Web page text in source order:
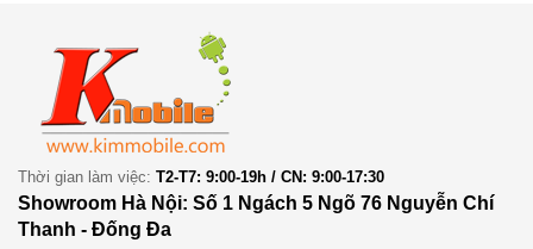
Thời gian làm việc: T2-T7: 9:00-19h / CN: 9:00-17:30
Showroom Hà Nội: Số 1 Ngách 5 Ngõ 76 Nguyễn Chí
Thanh - Đống Đa